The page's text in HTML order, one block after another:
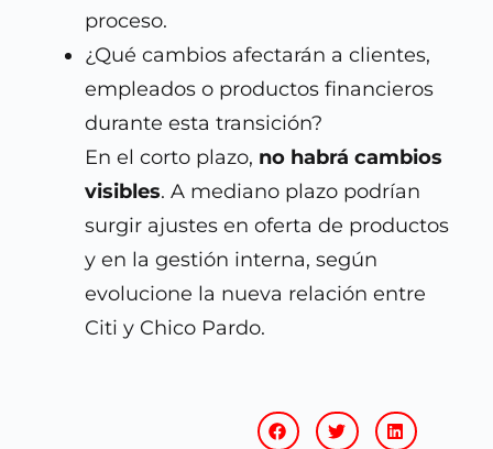
proceso.
¿Qué cambios afectarán a clientes,
empleados o productos financieros
durante esta transición?
En el corto plazo, no habrá cambios
visibles. A mediano plazo podrían
surgir ajustes en oferta de productos
y en la gestión interna, según
evolucione la nueva relación entre
Citi y Chico Pardo.